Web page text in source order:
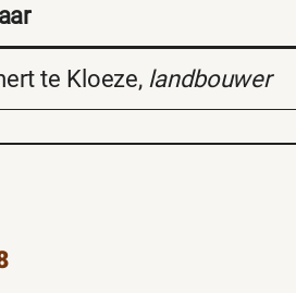
te Kloeze, landbouwer